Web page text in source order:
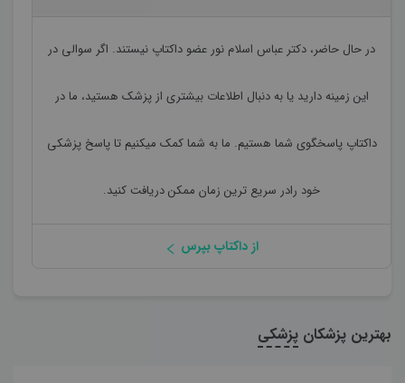
در حال حاضر، دکتر عباس اسلام نورعضو داکتاپ نیستند. اگر سوالی در
این زمینه دارید یا به دنبال اطلاعات بیشتری از پزشک هستید، ما در
داکتاپ پاسخگوی شما هستیم. ما به شما کمک میکنیم تا پاسخ پزشکی
خود رادر سریع ترین زمان ممکن دریافت کنید.
از داکتاپ بپرس
بهترین پزشکان پزشکی